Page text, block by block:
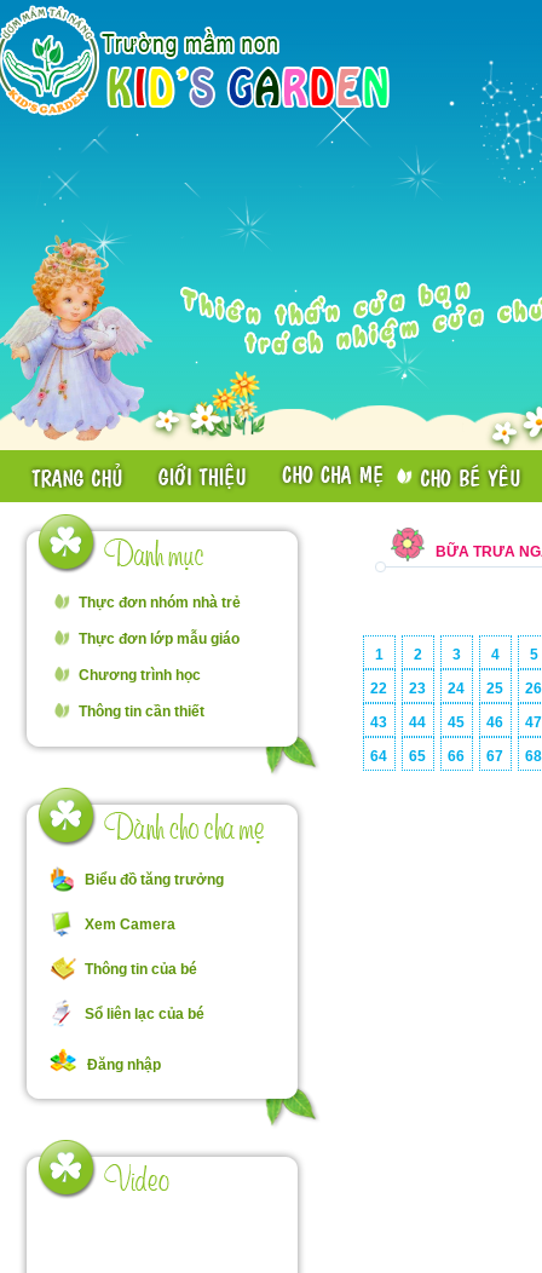
Thực đơn nhóm nhà trẻ
Thực đơn lớp mẫu giáo
Chương trình học
Thông tin cần thiết
Biểu đồ tăng trưởng
Xem Camera
Thông tin của bé
Sổ liên lạc của bé
Đăng nhập
BỮA TRƯA
1 2 3 4
5
22
23 24 25
26
43
44 45 46
47
64
65 66 67 68